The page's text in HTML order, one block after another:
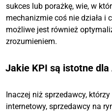
sukces lub porażkę, wie, w
mechanizmie coś nie działa i
możliwe jest również
zrozumieniem.
Jakie KPI są istotne dla
Inaczej niż sprzedawcy,
internetowy, sprzedawcy na